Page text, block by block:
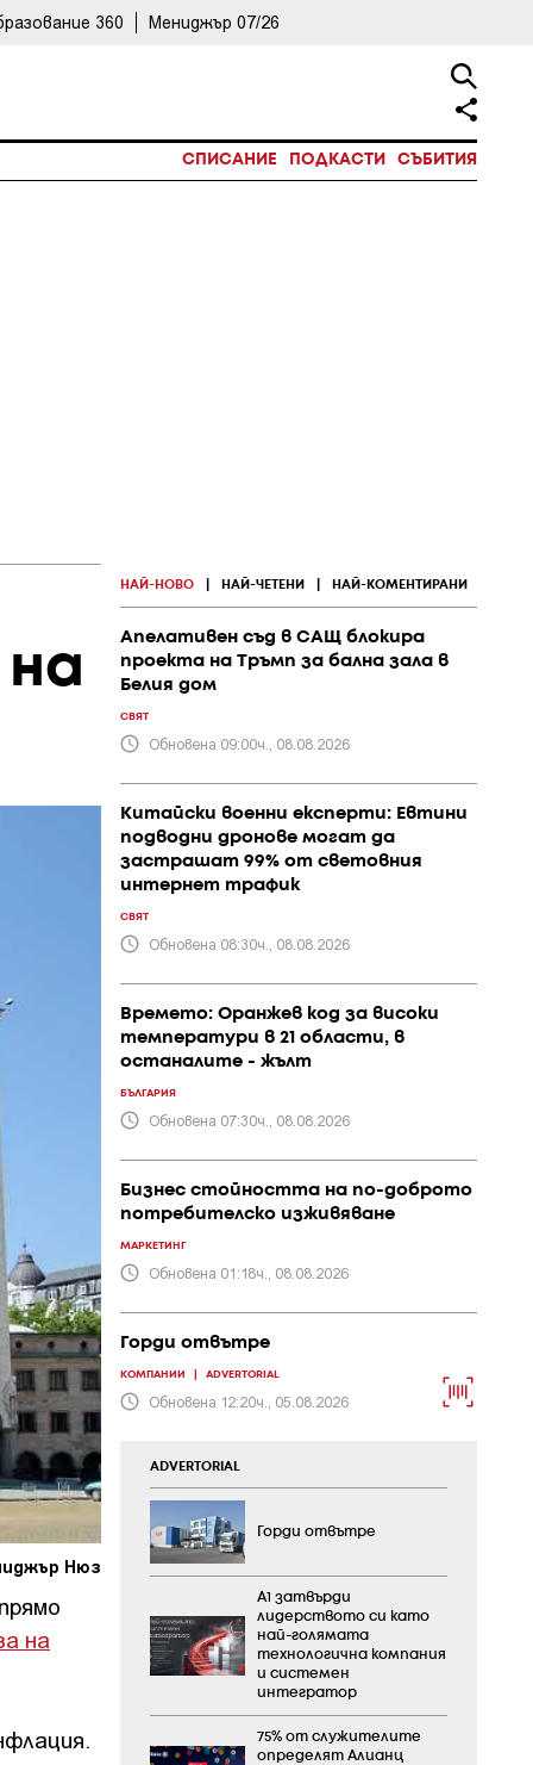
360 Мениджър 07/26
СПИСАНИЕ ПОДКАСТИ СЪБИТИЯ
Нюз
на
НАЙ-НОВО НАЙ-ЧЕТЕНИ НАЙ-КОМЕНТИРАНИ
Апелативен съд в САЩ блокира
проекта на Тръмп за бална зала в
Белия дом
СВЯТ
Обновена 09:00ч., 08.08.2026
Китайски военни експерти: Евтини
подводни дронове могат да
застрашат 99% от световния
интернет трафик
СВЯТ
Обновена 08:30ч., 08.08.2026
Времето: Оранжев код за високи
температури в 21 области, в
останалите - жълт
БЪЛГАРИЯ
Обновена 07:30ч., 08.08.2026
Бизнес стойността на по-доброто
потребителско изживяване
МАРКЕТИНГ
Обновена 01:18ч., 08.08.2026
Горди отвътре
КОМПАНИИ ADVERTORIAL
Обновена 12:20ч., 05.08.2026
ADVERTORIAL
Горди отвътре
А1 затвърди
лидерството си като
най-голямата
технологична компания
и системен
интегратор
75% от служителите
определят Алианц